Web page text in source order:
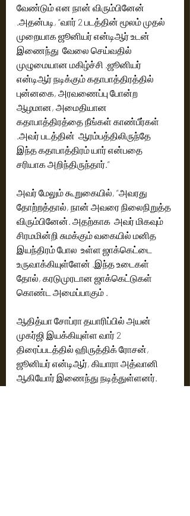
வேண்டும் என நான் விரும்பினேன்
.அதன்படி, “வார் 2 படத்தின் மூலம் முதல்
முறையாக ஜூனியர் என்டிஆர் உடன்
இணைந்து  வேலை செய்வதில்
முழுமையான மகிழ்ச்சி .ஜூனியர்
என்டிஆர் நடிக்கும் கதாபாத்திரத்தில்
புன்னகை, அரவணைப்பு போன்ற
ஆழமான, அமைதியான
கதாபாத்திரத்தை நீங்கள் காண்பீர்கள்
.அவர் படத்தின்  ஆரம்பத்திலிருந்தே
இந்த கதாபாத்திரம் யார் என்பதை
சரியாக அறிந்திருந்தார்.”
அவர் மேலும் கூறுகையில், “அவரது
தோற்றத்தால், நான் அவரை நிலைநிறுத்த
விரும்பினேன். அதற்காக  அவர் மிகவும்
சிரமமின்றி சுமக்கும் வகையில் மனித
இயந்திரம் போல  உள்ள ஜாக்கெட்டை
உருவாக்கியுள்ளேன் .இந்த உடைகள்
தோல், கரடுமுரடான ஜாக்கெட்டுகள்
கொண்ட அமைப்பாகும் .
ஆதித்யா சோப்ரா தயாரிப்பில் அயன்
முகர்ஜி இயக்கியுள்ள வார் 2
திரைப்படத்தில் ஹிருத்திக் ரோசன்,
ஜூனியர் என்டிஆர், கியாரா அத்வானி
ஆகியோர் இணைந்து நடித்துள்ளனர்.